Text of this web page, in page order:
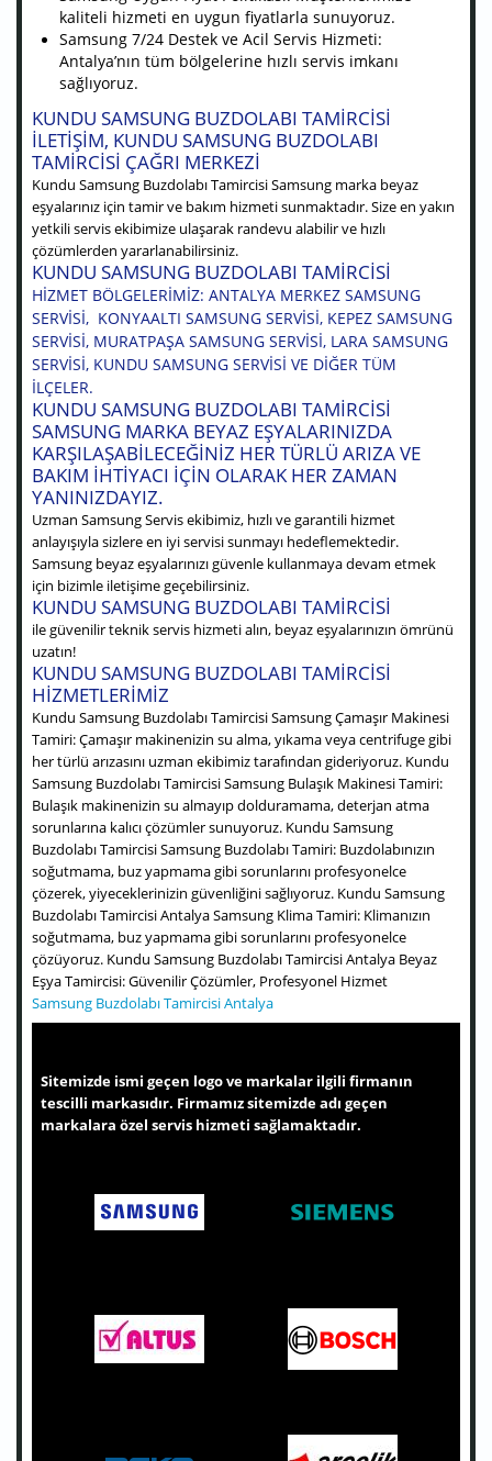
kaliteli hizmeti en uygun fiyatlarla sunuyoruz.
Samsung 7/24 Destek ve Acil Servis Hizmeti:
Antalya’nın tüm bölgelerine hızlı servis imkanı
sağlıyoruz.
KUNDU SAMSUNG BUZDOLABI TAMIRCISI
ILETIŞIM, KUNDU SAMSUNG BUZDOLABI
TAMIRCISI ÇAĞRI MERKEZI
Kundu Samsung Buzdolabı Tamircisi Samsung marka beyaz
eşyalarınız için tamir ve bakım hizmeti sunmaktadır. Size en yakın
yetkili servis ekibimize ulaşarak randevu alabilir ve hızlı
çözümlerden yararlanabilirsiniz.
KUNDU SAMSUNG BUZDOLABI TAMIRCISI
HIZMET BÖLGELERIMIZ: ANTALYA MERKEZ SAMSUNG
SERVISI, KONYAALTI SAMSUNG SERVISI, KEPEZ SAMSUNG
SERVISI, MURATPAŞA SAMSUNG SERVISI, LARA SAMSUNG
SERVISI, KUNDU SAMSUNG SERVISI VE DIĞER TÜM
ILÇELER.
KUNDU SAMSUNG BUZDOLABI TAMIRCISI
SAMSUNG MARKA BEYAZ EŞYALARINIZDA
KARŞILAŞABILECEĞINIZ HER TÜRLÜ ARIZA VE
BAKIM IHTIYACI IÇIN OLARAK HER ZAMAN
YANINIZDAYIZ.
Uzman Samsung Servis ekibimiz, hızlı ve garantili hizmet
anlayışıyla sizlere en iyi servisi sunmayı hedeflemektedir.
Samsung beyaz eşyalarınızı güvenle kullanmaya devam etmek
için bizimle iletişime geçebilirsiniz.
KUNDU SAMSUNG BUZDOLABI TAMIRCISI
ile güvenilir teknik servis hizmeti alın, beyaz eşyalarınızın ömrünü
uzatın!
KUNDU SAMSUNG BUZDOLABI TAMIRCISI
HIZMETLERIMIZ
Kundu Samsung Buzdolabı Tamircisi Samsung Çamaşır Makinesi
Tamiri: Çamaşır makinenizin su alma, yıkama veya centrifuge gibi
her türlü arızasını uzman ekibimiz tarafından gideriyoruz. Kundu
Samsung Buzdolabı Tamircisi Samsung Bulaşık Makinesi Tamiri:
Bulaşık makinenizin su almayıp dolduramama, deterjan atma
sorunlarına kalıcı çözümler sunuyoruz. Kundu Samsung
Buzdolabı Tamircisi Samsung Buzdolabı Tamiri: Buzdolabınızın
soğutmama, buz yapmama gibi sorunlarını profesyonelce
çözerek, yiyeceklerinizin güvenliğini sağlıyoruz. Kundu Samsung
Buzdolabı Tamircisi Antalya Samsung Klima Tamiri: Klimanızın
soğutmama, buz yapmama gibi sorunlarını profesyonelce
çözüyoruz. Kundu Samsung Buzdolabı Tamircisi Antalya Beyaz
Eşya Tamircisi: Güvenilir Çözümler, Profesyonel Hizmet
Samsung Buzdolabı Tamircisi Antalya
Sitemizde ismi geçen logo ve markalar ilgili firmanın
tescilli markasıdır. Firmamız sitemizde adı geçen
markalara özel servis hizmeti sağlamaktadır.